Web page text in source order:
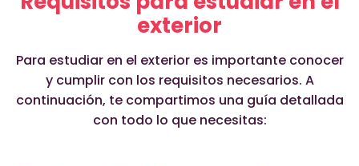
exterior
Para estudiar en el exterior es importante conocer
y cumplir con los requisitos necesarios. A
continuación, te compartimos una guía detallada
con todo lo que necesitas: